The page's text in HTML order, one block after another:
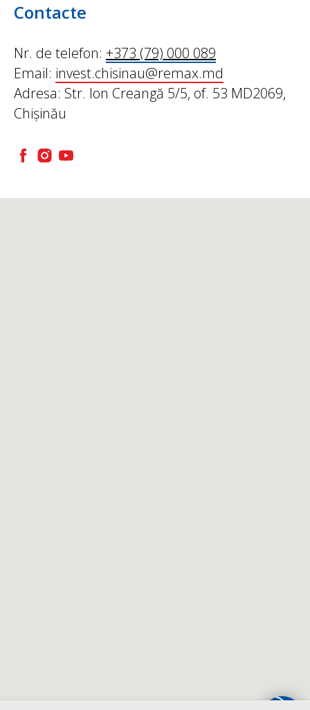
Contacte
Nr. de telefon: +373 (79) 000 089
Email: invest.chisinau@remax.md
Adresa: Str. Ion Creangă 5/5, of. 53 MD2069,
Chișinău